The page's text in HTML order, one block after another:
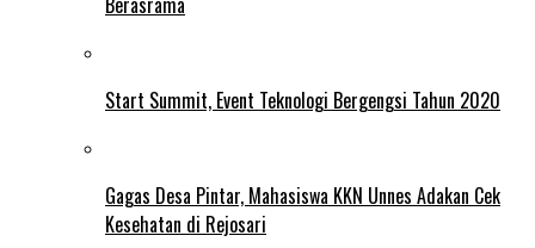
Start Summit, Event Teknologi Bergengsi Tahun 2020
Gagas Desa Pintar, Mahasiswa KKN Unnes Adakan Cek
Kesehatan di Rejosari